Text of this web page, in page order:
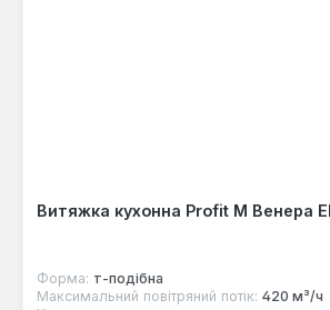
Витяжка кухонна Profit M Венера
Форма: т-подібна
Максимальний повітряний потік: 420 м³/ч